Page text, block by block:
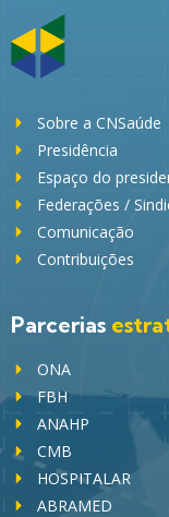
Sobre a CNSaúde
Presidência
Espaço do
Federações /
Comunicação
Contribuições
Parcerias
ONA
FBH
ANAHP
CMB
HOSPITALAR
ABRAMED